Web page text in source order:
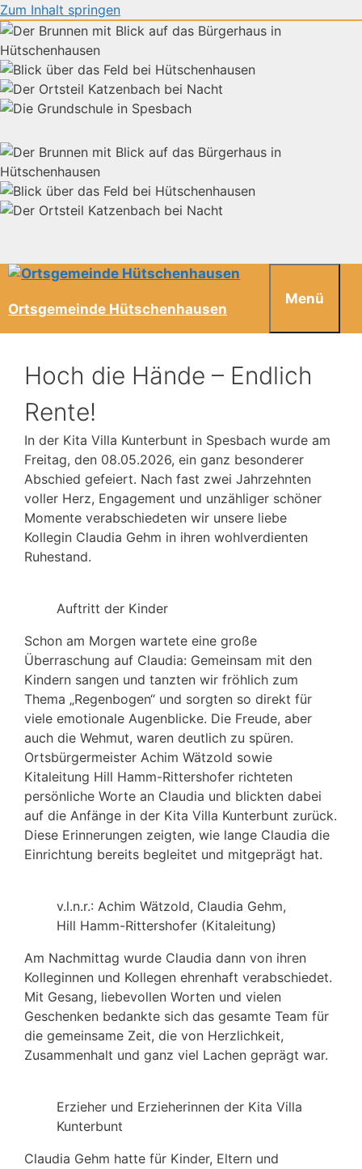
Zum Inhalt springen
Ortsgemeinde Hütschenhausen
Menü
Hoch die Hände – Endlich
Rente!
In der Kita Villa Kunterbunt in Spesbach wurde am
Freitag, den 08.05.2026, ein ganz besonderer
Abschied gefeiert. Nach fast zwei Jahrzehnten
voller Herz, Engagement und unzähliger schöner
Momente verabschiedeten wir unsere liebe
Kollegin Claudia Gehm in ihren wohlverdienten
Ruhestand.
Auftritt der Kinder
Schon am Morgen wartete eine große
Überraschung auf Claudia: Gemeinsam mit den
Kindern sangen und tanzten wir fröhlich zum
Thema „Regenbogen“ und sorgten so direkt für
viele emotionale Augenblicke. Die Freude, aber
auch die Wehmut, waren deutlich zu spüren.
Ortsbürgermeister Achim Wätzold sowie
Kitaleitung Hill Hamm-Rittershofer richteten
persönliche Worte an Claudia und blickten dabei
auf die Anfänge in der Kita Villa Kunterbunt zurück.
Diese Erinnerungen zeigten, wie lange Claudia die
Einrichtung bereits begleitet und mitgeprägt hat.
v.l.n.r.: Achim Wätzold, Claudia Gehm,
Hill Hamm-Rittershofer (Kitaleitung)
Am Nachmittag wurde Claudia dann von ihren
Kolleginnen und Kollegen ehrenhaft verabschiedet.
Mit Gesang, liebevollen Worten und vielen
Geschenken bedankte sich das gesamte Team für
die gemeinsame Zeit, die von Herzlichkeit,
Zusammenhalt und ganz viel Lachen geprägt war.
Erzieher und Erzieherinnen der Kita Villa
Kunterbunt
Claudia Gehm hatte für Kinder, Eltern und